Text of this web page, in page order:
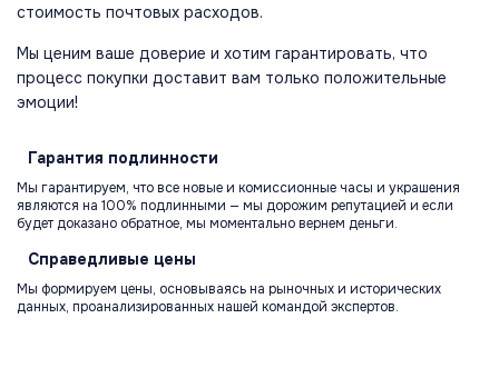
стоимость почтовых расходов.
Мы ценим ваше доверие и хотим гарантировать, что
процесс покупки доставит вам только положительные
эмоции!
Гарантия подлинности
Мы гарантируем, что все новые и комиссионные часы и украшения
являются на 100% подлинными — мы дорожим репутацией и если
будет доказано обратное, мы моментально вернем деньги.
Справедливые цены
Мы формируем цены, основываясь на рыночных и исторических
данных, проанализированных нашей командой экспертов.